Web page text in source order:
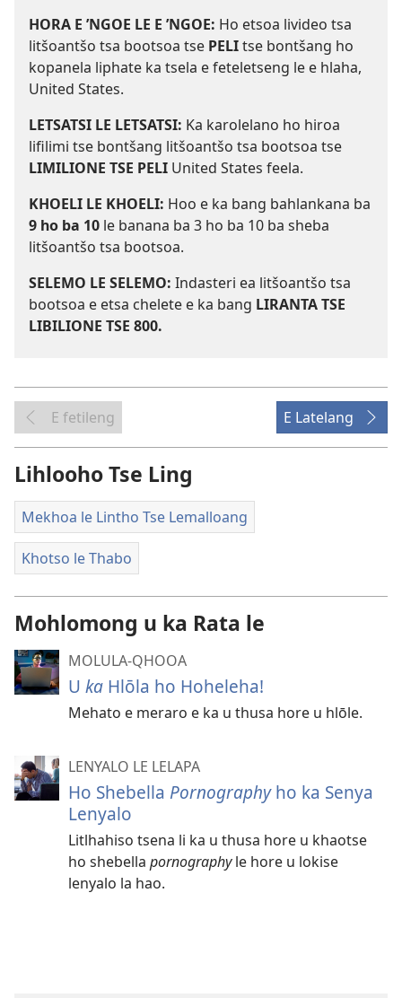
HORA E ’NGOE LE E ’NGOE: Ho etsoa livideo tsa
litšoantšo tsa bootsoa tse PELItse bontšang ho
kopanela liphate ka tsela e feteletseng le e hlaha,
United States.
LETSATSI LE LETSATSI: Ka karolelano ho hiroa
lifilimi tse bontšang litšoantšo tsa bootsoa tse
LIMILIONE TSE PELI United States feela.
KHOELI LE KHOELI: Hoo e ka bang bahlankana ba
9 ho ba 10 le banana ba 3 ho ba 10 ba sheba
litšoantšo tsa bootsoa.
SELEMO LE SELEMO: Indasteri ea litšoantšo tsa
bootsoa e etsa chelete e ka bang LIRANTA TSE
LIBILIONE TSE 800.
E fetileng E Latelang
Lihlooho Tse Ling
Mekhoa le Lintho Tse Lemalloang
Khotso le Thabo
Mohlomong u ka Rata le
MOLULA-QHOOA
U ka Hlōla ho Hoheleha!
Mehato e meraro e ka u thusa hore u hlōle.
LENYALO LE LELAPA
Ho Shebella Pornographyho ka Senya
Lenyalo
Litlhahiso tsena li ka u thusa hore u khaotse
ho shebella pornographyle hore u lokise
lenyalo la hao.